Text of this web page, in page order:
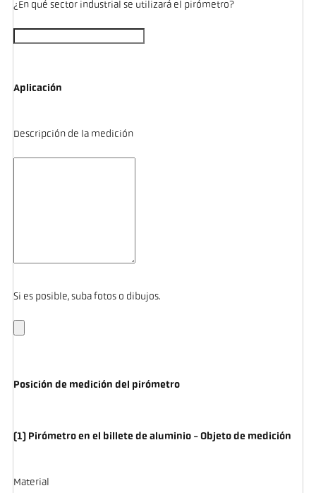
¿En qué sector industrial se utilizará el pirómetro?
Aplicación
Descripción de la medición
Si es posible, suba fotos o dibujos.
Posición de medición del pirómetro
(1) Pirómetro en el billete de aluminio - Objeto de medición
Material